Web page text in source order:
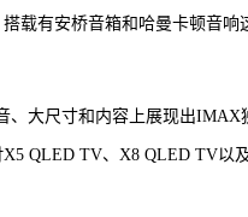
载有安桥音箱和哈曼卡顿音
、大尺寸和内容上展现出
QLED TV、X8 QLED TV以